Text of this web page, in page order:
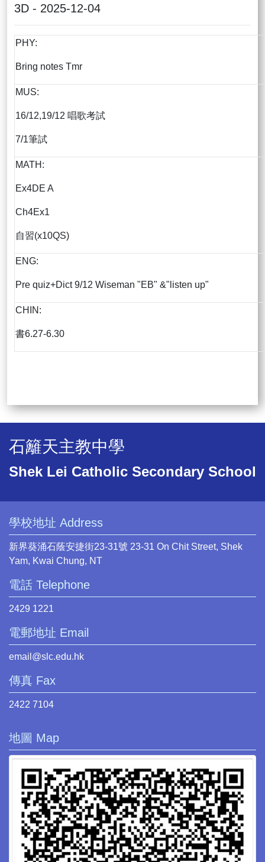
3D - 2025-12-04
PHY:
Bring notes Tmr
MUS:
16/12,19/12 唱歌考試
7/1筆試
MATH:
Ex4DE A
Ch4Ex1
自習(x10QS)
ENG:
Pre quiz+Dict 9/12 Wiseman "EB" &"listen up"
CHIN:
書6.27-6.30
石籬天主教中學
Shek Lei Catholic Secondary School
學校地址 Address
新界葵涌石蔭安捷街23-31號 23-31 On Chit Street, Shek
Yam, Kwai Chung, NT
電話 Telephone
2429 1221
電郵地址 Email
email@slc.edu.hk
傳真 Fax
2422 7104
地圖 Map